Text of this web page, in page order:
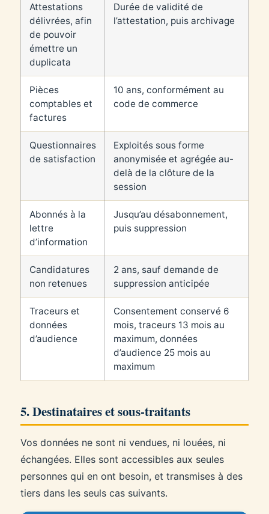
Attestations
délivrées, afin
de pouvoir
émettre un
duplicata
Durée de validité de
l’attestation, puis archivage
Pièces
comptables et
factures
10 ans, conformément au
code de commerce
Questionnaires
de satisfaction
Exploités sous forme
anonymisée et agrégée au-
delà de la clôture de la
session
Abonnés à la
lettre
d’information
Jusqu’au désabonnement,
puis suppression
Candidatures
non retenues
2 ans, sauf demande de
suppression anticipée
Traceurs et
données
d’audience
Consentement conservé 6
mois, traceurs 13 mois au
maximum, données
d’audience 25 mois au
maximum
5. Destinataires et sous-traitants
Vos données ne sont ni vendues, ni louées, ni
échangées. Elles sont accessibles aux seules
personnes qui en ont besoin, et transmises à des
tiers dans les seuls cas suivants.